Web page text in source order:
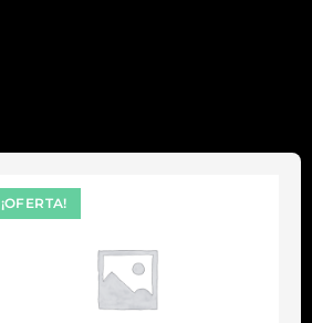
¡OFERTA!